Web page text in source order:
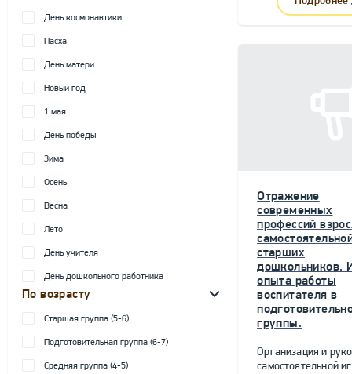
День космонавтики
Пасха
День матери
Новый год
1 мая
День победы
Зима
Осень
Весна
Лето
День учителя
День дошкольного работника
По возрасту
Старшая группа (5-6)
Подготовительная группа (6-7)
Средняя группа (4-5)
Отражение
современных
профессий
старших
дошкольников.
опыта работы
воспитателя в
группы.
Организация и
самостоятельной